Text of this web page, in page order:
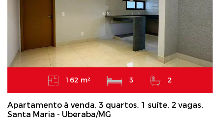
162 m² 3 2
Apartamento à venda, 3 quartos, 1 suíte, 2 vagas,
Santa Maria - Uberaba/MG